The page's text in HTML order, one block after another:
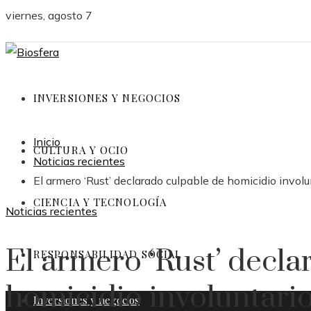
viernes, agosto 7
INVERSIONES Y NEGOCIOS
CULTURA Y OCIO
CIENCIA Y TECNOLOGÍA
RESPONSABILIDAD SOCIAL
Inversiones y negocios
Inicio
Noticias recientes
El armero ‘Rust’ declarado culpable de homicidio
Noticias recientes
El armero ‘Rust’
homicidio